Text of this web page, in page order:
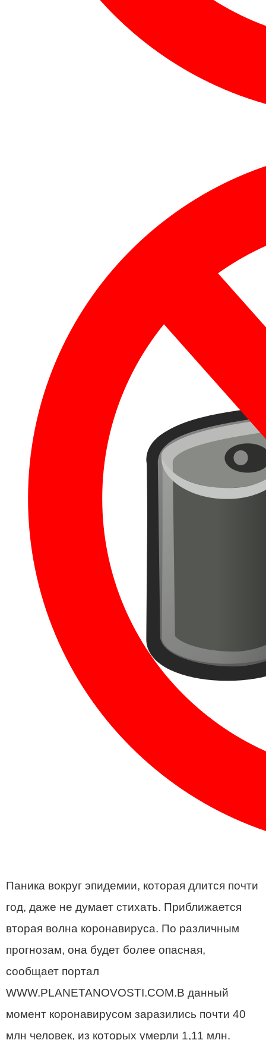
Паника вокруг эпидемии, которая длится почти
год, даже не думает стихать. Приближается
вторая волна коронавируса. По различным
прогнозам, она будет более опасная,
сообщает портал
WWW.PLANETANOVOSTI.COM.В данный
момент коронавирусом заразились почти 40
млн человек, из которых умерли 1,11 млн.